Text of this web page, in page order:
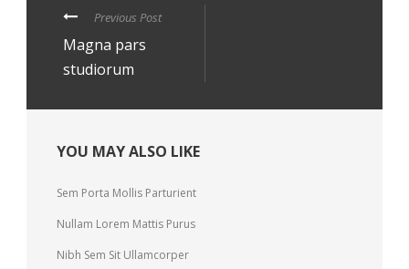
Previous Post
Magna pars
studiorum
YOU MAY ALSO LIKE
Sem Porta Mollis Parturient
Nullam Lorem Mattis Purus
Nibh Sem Sit Ullamcorper